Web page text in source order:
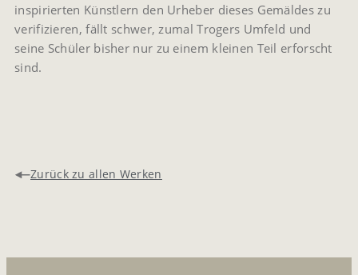
inspirierten Künstlern den Urheber dieses Gemäldes zu
verifizieren, fällt schwer, zumal Trogers Umfeld und
seine Schüler bisher nur zu einem kleinen Teil erforscht
sind.
Zurück zu allen Werken